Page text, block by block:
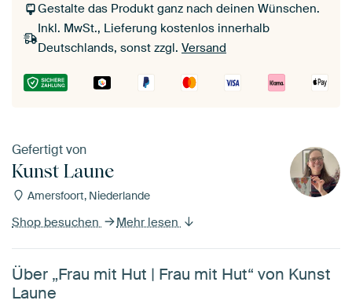
Gestalte das Produkt ganz nach deinen Wünschen.
Inkl. MwSt., Lieferung kostenlos innerhalb
Deutschlands, sonst zzgl. Versand
Gefertigt von
Kunst Laune
Amersfoort, Niederlande
Shop besuchen Mehr lesen
Über „Frau mit Hut | Frau mit Hut“ von Kunst
Laune